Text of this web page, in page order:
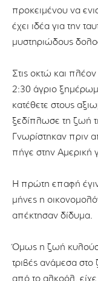
προκειμένου να
έχει ιδέα για την
μυστηριώδους
Στις οκτώ και
2:30 άγριο
κατέθετε στους
ξεδίπλωσε τη ζωή
Γνωρίστηκαν πριν
πήγε στην Αμερική
Η πρώτη επαφή
μήνες η
απέκτησαν δίδυμα.
Όμως η ζωή
τριβές ανάμεσα
από το αλκοόλ,